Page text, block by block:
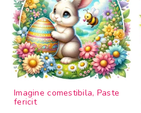
Imagine comestibila, Paste
fericit